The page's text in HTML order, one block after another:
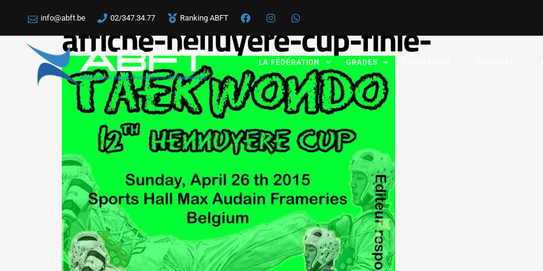
info@abft.be 02/347.34.77 Ranking ABFT
LA FÉDÉRATION GRADES
affiche-helluyere-cup-finie-